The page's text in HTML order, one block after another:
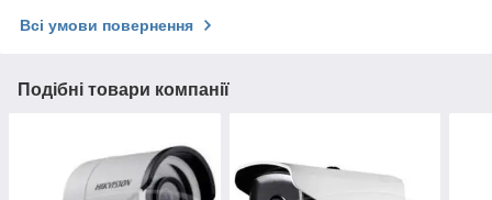
Всі умови повернення
Подібні товари компанії